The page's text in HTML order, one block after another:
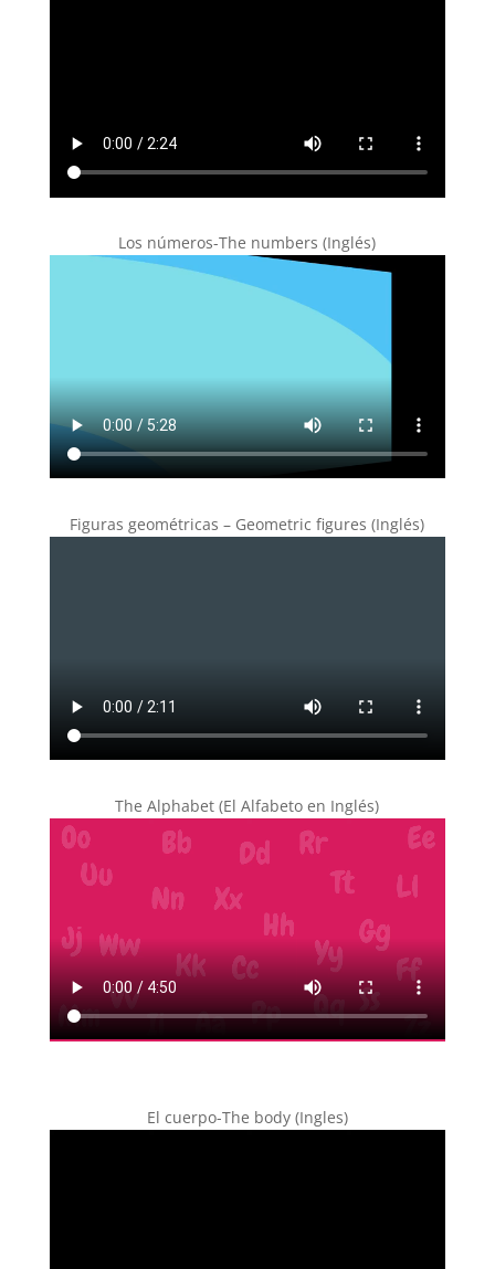
Los números-The numbers (Inglés)
Figuras geométricas – Geometric figures (Inglés)
The Alphabet (El Alfabeto en Inglés)
El cuerpo-The body (Ingles)